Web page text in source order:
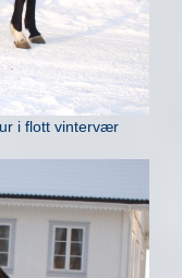
i flott vintervær